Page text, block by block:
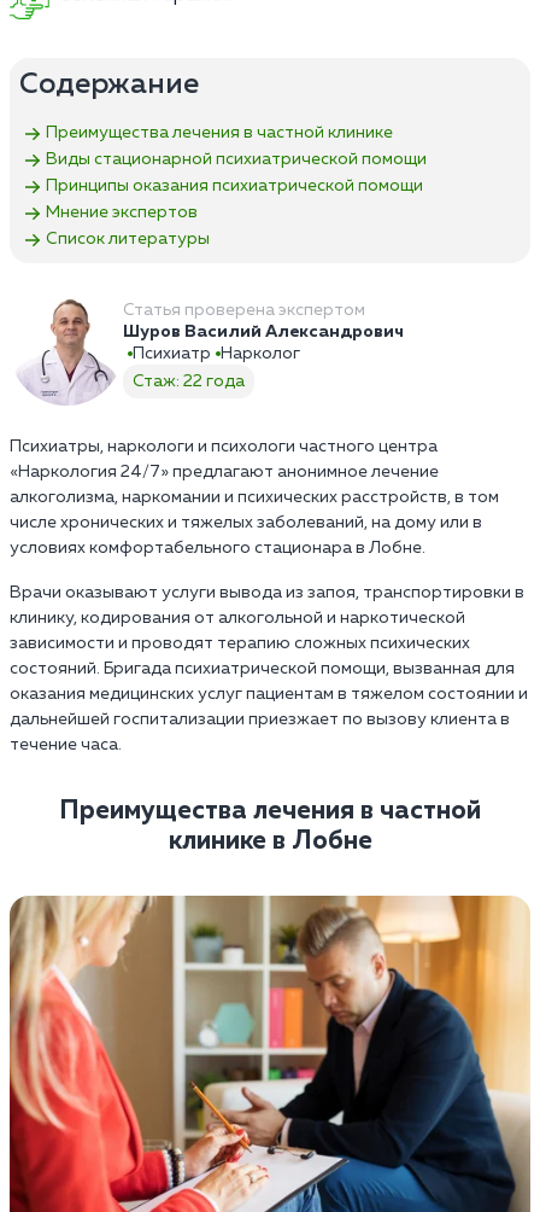
Содержание
Преимущества лечения в частной клинике
Виды стационарной психиатрической помощи
Принципы оказания психиатрической помощи
Мнение экспертов
Список литературы
Статья проверена экспертом
Шуров Василий Александрович
Психиатр
Нарколог
Стаж: 22 года
Психиатры, наркологи и психологи частного центра
«Наркология 24/7» предлагают анонимное лечение
алкоголизма, наркомании и психических расстройств, в том
числе хронических и тяжелых заболеваний, на дому или в
условиях комфортабельного стационара в Лобне.
Врачи оказывают услуги вывода из запоя, транспортировки в
клинику, кодирования от алкогольной и наркотической
зависимости и проводят терапию сложных психических
состояний. Бригада психиатрической помощи, вызванная для
оказания медицинских услуг пациентам в тяжелом состоянии и
дальнейшей госпитализации приезжает по вызову клиента в
течение часа.
Преимущества лечения в частной
клинике в Лобне